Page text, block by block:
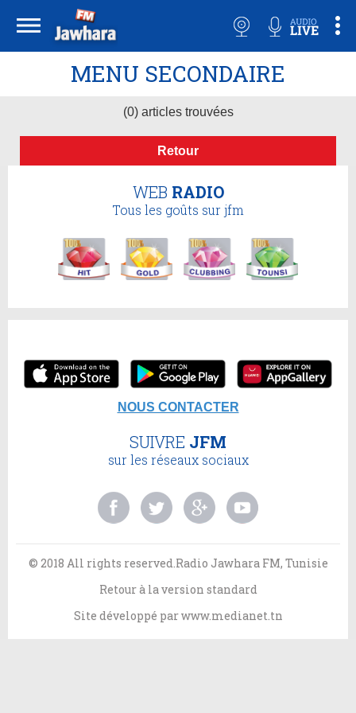
MENU SECONDAIRE
(0) articles trouvées
Retour
WEB RADIO
Tous les goûts sur jfm
NOUS CONTACTER
SUIVRE JFM
sur les réseaux sociaux
© 2018 All rights reserved.Radio Jawhara FM, Tunisie
Retour à la version standard
Site développé parwww.medianet.tn